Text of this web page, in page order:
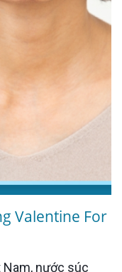
Valentine For